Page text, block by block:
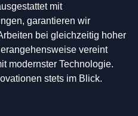
mit
garantieren wir
bei gleichzeitig hoher
vereint
modernster Technologie.
stets im Blick.